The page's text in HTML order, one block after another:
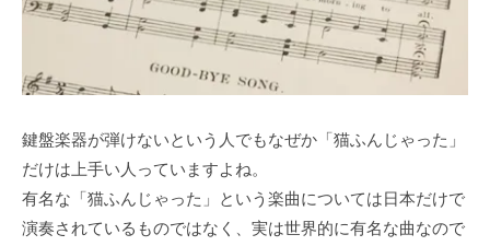
鍵盤楽器が弾けないという人でもなぜか「猫ふんじゃった」
だけは上手い人っていますよね。
有名な「猫ふんじゃった」という楽曲については日本だけで
演奏されているものではなく、実は世界的に有名な曲なので